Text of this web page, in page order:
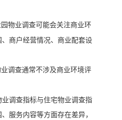
园物业调查可能会关注商业环
商户经营情况、商业配套设
调查通常不涉及商业环境评
调查指标与住宅物业调查指
服务内容等方面存在差异，